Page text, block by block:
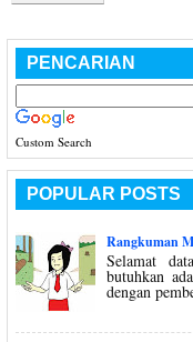
PENCARIAN
Custom Search
POPULAR POSTS
Rangkuman
Selamat
butuhkan
dengan